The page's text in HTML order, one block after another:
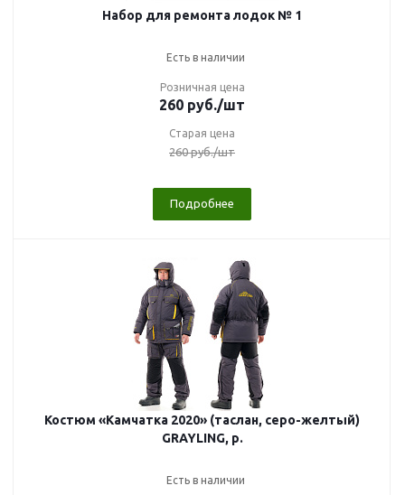
Набор для ремонта лодок № 1
Есть в наличии
Розничная цена
260 руб./шт
Старая цена
260руб./шт
Подробнее
Костюм «Камчатка 2020» (таслан, серо-желтый)
GRAYLING, р.
Есть в наличии